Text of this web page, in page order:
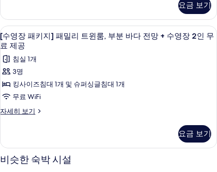
수
영
장
2
인
무
료
제
공
모
두
수
영
장
2
인
무
료
제
공
자
히
트
윈
룸,
바
다
전
망
수
장
인
키
지]
패
밀
리
트
윈
바
다
망
장
2
인
요금 보기
[수
영
장
패
키
지]
패
트
윈
미니바, 암막 커튼, 방음 설비, 무료 WiFi
8
[수영장 패키지] 패밀리 트윈룸, 부분 바다 전망 + 수영장 2인 무
료 제공
침실 1개
3명
킹사이즈침대 1개 및 슈퍼싱글침대 1개
무료 WiFi
자세히 보기
[수
키
지]
패
요금 보기
비슷한 숙박 시설